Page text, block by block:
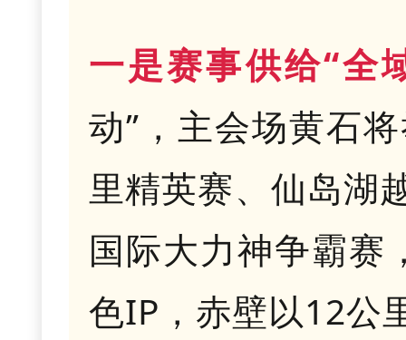
一是赛事供给“全
动”，主会场黄石
里精英赛、仙岛湖
国际大力神争霸赛
色IP，赤壁以12公